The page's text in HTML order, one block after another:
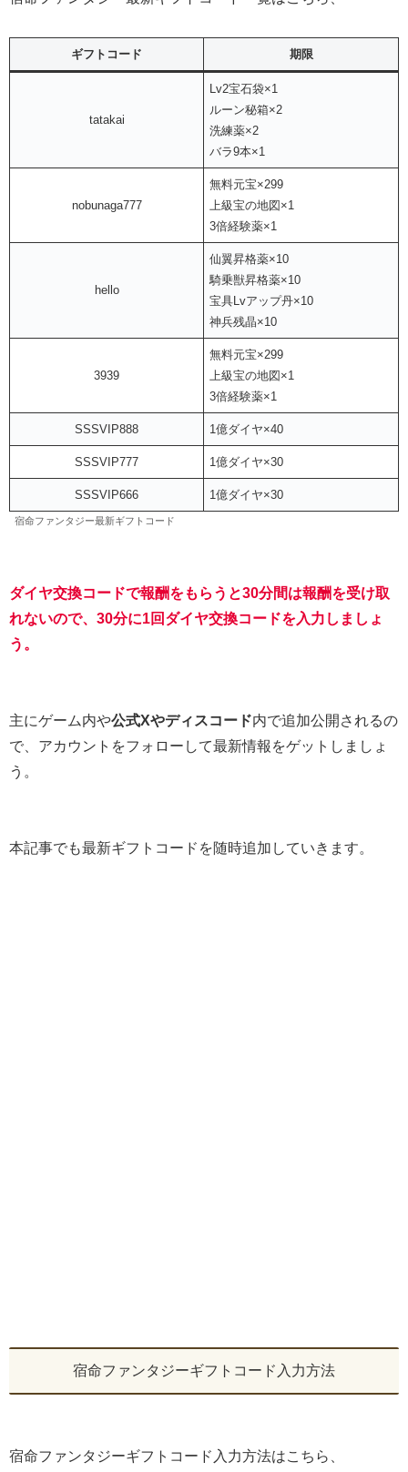
ギフトコード 期限
tatakai
Lv2宝石袋×1
ルーン秘箱×2
洗練薬×2
バラ9本×1
nobunaga777
無料元宝×299
上級宝の地図×1
3倍経験薬×1
hello
仙翼昇格薬×10
騎乗獣昇格薬×10
宝具Lvアップ丹×10
神兵残晶×10
3939
無料元宝×299
上級宝の地図×1
3倍経験薬×1
SSSVIP888 1億ダイヤ×40
SSSVIP777 1億ダイヤ×30
SSSVIP666 1億ダイヤ×30
宿命ファンタジー最新ギフトコード
ダイヤ交換コードで報酬をもらうと30分間は報酬を受け取
れないので、30分に1回ダイヤ交換コードを入力しましょ
う。
主にゲーム内や公式Xやディスコード内で追加公開されるの
で、アカウントをフォローして最新情報をゲットしましょ
う。
本記事でも最新ギフトコードを随時追加していきます。
宿命ファンタジーギフトコード入力方法
宿命ファンタジーギフトコード入力方法はこちら、